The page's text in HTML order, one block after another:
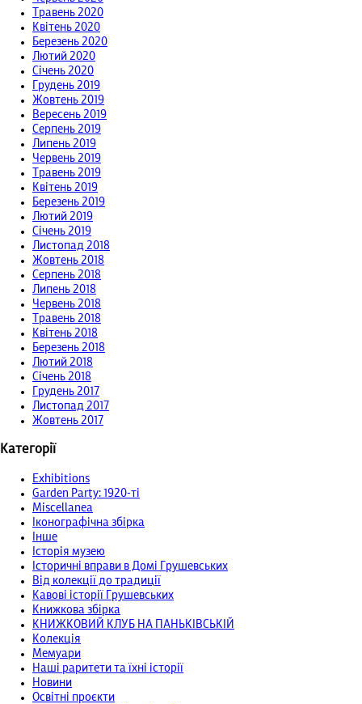
Травень 2020
Квітень 2020
Березень 2020
Лютий 2020
Січень 2020
Грудень 2019
Жовтень 2019
Вересень 2019
Серпень 2019
Липень 2019
Червень 2019
Травень 2019
Квітень 2019
Березень 2019
Лютий 2019
Січень 2019
Листопад 2018
Жовтень 2018
Серпень 2018
Липень 2018
Червень 2018
Травень 2018
Квітень 2018
Березень 2018
Лютий 2018
Січень 2018
Грудень 2017
Листопад 2017
Жовтень 2017
Категорії
Exhibitions
Garden Party: 1920-ті
Miscellanea
Іконографічна збірка
Інше
Історія музею
Історичні вправи в Домі Грушевських
Від колекції до традиції
Кавові історії Грушевських
Книжкова збірка
КНИЖКОВИЙ КЛУБ НА ПАНЬКІВСЬКІЙ
Колекція
Мемуари
Наші раритети та їхні історії
Новини
Освітні проєкти